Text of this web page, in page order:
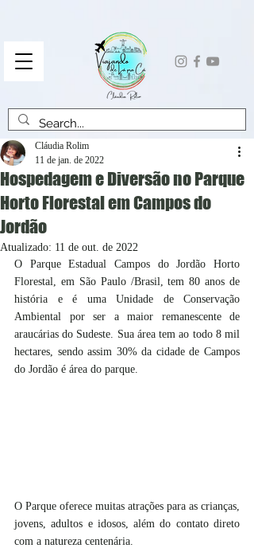
Hospedagem e Diversão no Parque
Horto Florestal em Campos do
Jordão
Cláudia Rolim
11 de jan. de 2022
Atualizado: 11 de out. de 2022
O Parque Estadual Campos do Jordão Horto
Florestal, em São Paulo /Brasil, tem 80 anos de
história e é uma Unidade de Conservação
Ambiental por ser a maior remanescente de
araucárias do Sudeste. Sua área tem ao todo 8 mil
hectares, sendo assim 30% da cidade de Campos
do Jordão é área do parque.
O Parque oferece muitas atrações para as crianças,
jovens, adultos e idosos, além do contato direto
com a natureza centenária.